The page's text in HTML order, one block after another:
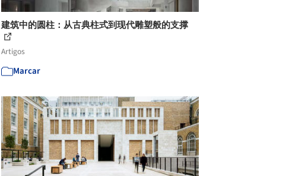
建筑中的圆柱：从古典柱式到现代雕塑般的支撑
Artigos
Marcar